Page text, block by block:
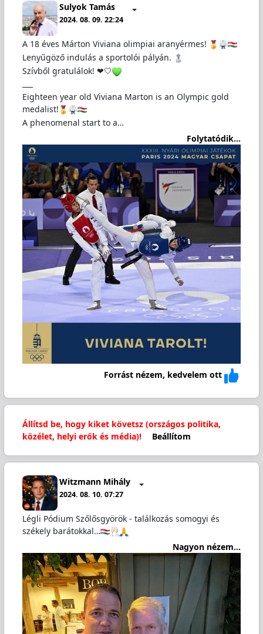
Sulyok Tamás
2024. 08. 09. 22:24
A 18 éves Márton Viviana olimpiai aranyérmes!
Lenyűgöző indulás a sportolói pályán.
Szívből gratulálok! ❤🤍
Eighteen year old Viviana Marton is an Olympic gold
medalist!
A phenomenal start to a…
Folytatódik...
Forrást nézem, kedvelem ott
Állítsd be, hogy kiket követsz (országos politika,
közélet, helyi erők és média)!
Beállítom
Witzmann Mihály
2024. 08. 10. 07:27
Légli Pódium Szőlősgyörök - találkozás somogyi és
székely barátokkal…
Nagyon nézem...